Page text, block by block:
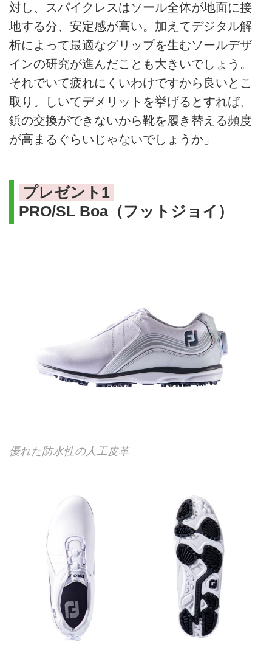
対し、スパイクレスはソール全体が地面に接
地する分、安定感が高い。加えてデジタル解
析によって最適なグリップを生むソールデザ
インの研究が進んだことも大きいでしょう。
それでいて疲れにくいわけですから良いとこ
取り。しいてデメリットを挙げるとすれば、
鋲の交換ができないから靴を履き替える頻度
が高まるぐらいじゃないでしょうか」
プレゼント1
PRO/SL Boa（フットジョイ）
優れた防水性の人工皮革